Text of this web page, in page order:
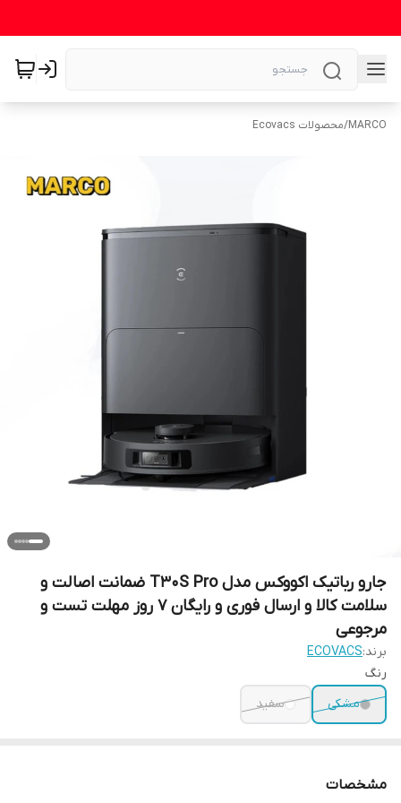
MARCO
/محصولات Ecovacs
جارو رباتیک اکووکس مدل T30S Pro ضمانت اصالت و
سلامت کالا و ارسال فوری و رایگان 7 روز مهلت تست و
مرجوعی
برند:ECOVACS
رنگ
مشکی
سفید
مشخصات